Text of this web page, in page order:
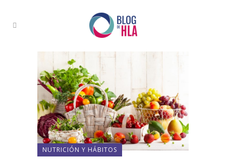
NUTRICIÓN Y HÁBITOS